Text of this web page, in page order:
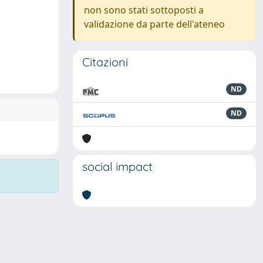
non sono stati sottoposti a
validazione da parte dell'ateneo
Citazioni
ND
ND
social impact